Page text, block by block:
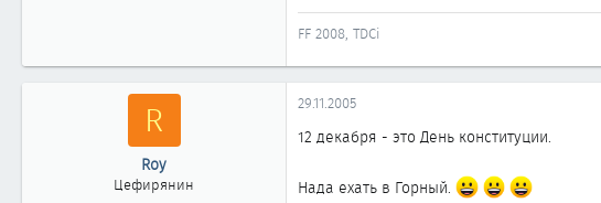
Омск
FF 2008, TDCi
R
Roy
Цефирянин
29.11.2005
12 декабря - это День конституции.
Нада ехать в Горный.